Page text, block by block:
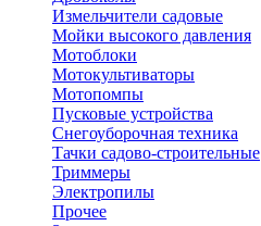
Измельчители садовые
Мойки высокого давления
Мотоблоки
Мотокультиваторы
Мотопомпы
Пусковые устройства
Снегоуборочная техника
Тачки садово-строительные
Триммеры
Электропилы
Прочее